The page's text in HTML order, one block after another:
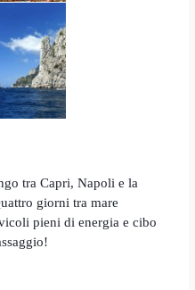
tra Capri, Napoli e la
giorni tra mare
pieni di energia e cibo